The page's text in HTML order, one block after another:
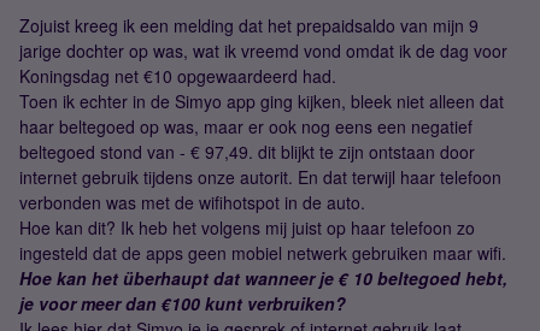
Zojuist kreeg ik een melding dat het prepaidsaldo van mijn 9
jarige dochter op was, wat ik vreemd vond omdat ik de dag voor
Koningsdag net €10 opgewaardeerd had.
Toen ik echter in de Simyo app ging kijken, bleek niet alleen dat
haar beltegoed op was, maar er ook nog eens een negatief
beltegoed stond van - € 97,49. dit blijkt te zijn ontstaan door
internet gebruik tijdens onze autorit. En dat terwijl haar telefoon
verbonden was met de wifihotspot in de auto.
Hoe kan dit? Ik heb het volgens mij juist op haar telefoon zo
ingesteld dat de apps geen mobiel netwerk gebruiken maar wifi.
Hoe kan het überhaupt dat wanneer je € 10 beltegoed hebt,
je voor meer dan €100 kunt verbruiken?